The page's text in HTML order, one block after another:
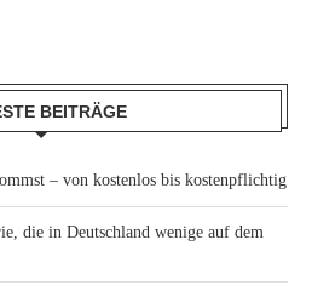
BEITRÄGE
– von kostenlos bis kostenpflichtig
die in Deutschland wenige auf dem